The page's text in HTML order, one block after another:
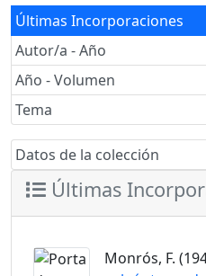
Últimas Incorporaciones
Autor/a - Año
Año - Volumen
Tema
Datos de la colección
Últimas
Monrós, F.